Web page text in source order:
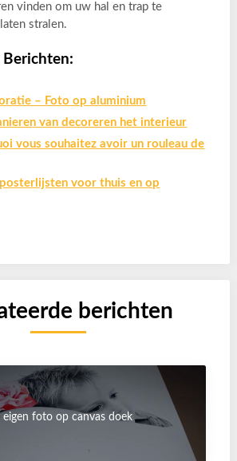
vinden om uw hal en trap te
stralen.
– Foto op aluminium
van decoreren het interieur
vous souhaitez avoir un rouleau de
voor thuis en op
berichten
eigen foto op canvas doek